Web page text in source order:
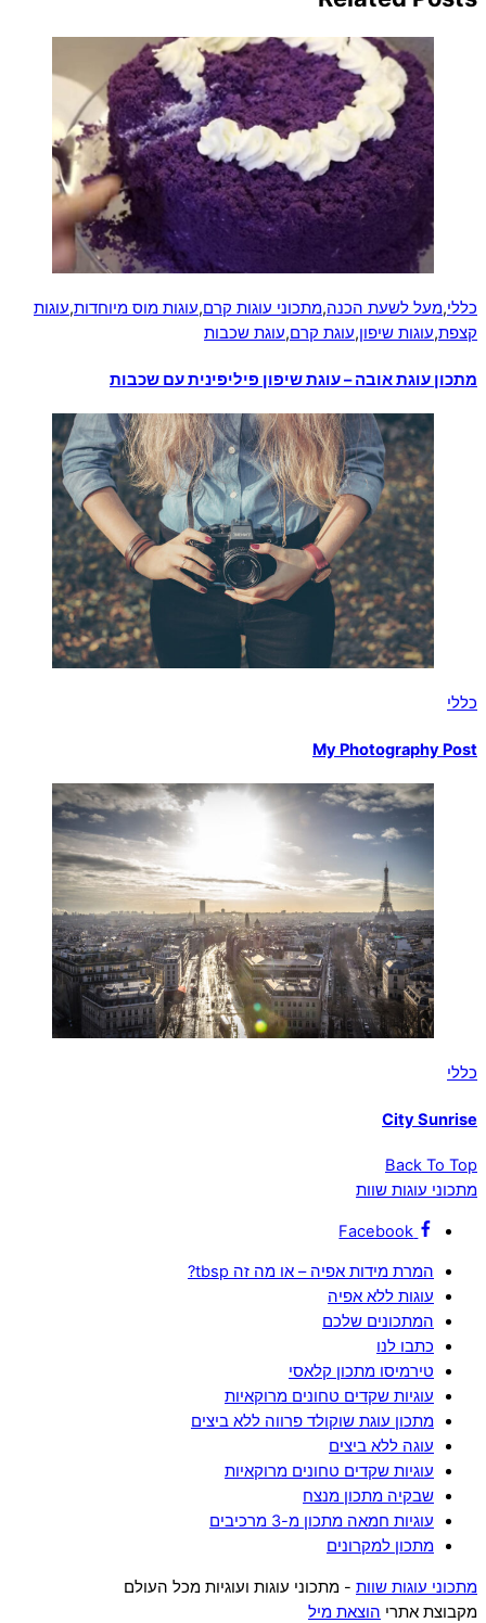
כללי,מעל לשעת הכנה,מתכוני עוגות קרם,עוגות מוס מיוחדות,עוגות
קצפת,עוגות שיפון,עוגת קרם,עוגת שכבות
מתכון עוגת אובה – עוגת שיפון פיליפינית עם שכבות
כללי
My Photography Post
כללי
City Sunrise
Back To Top
מתכוני עוגות שוות
Facebook
המרת מידות אפיה – או מה זה tbsp?
עוגות ללא אפיה
המתכונים שלכם
כתבו לנו
טירמיסו מתכון קלאסי
עוגיות שקדים טחונים מרוקאיות
מתכון עוגת שוקולד פרווה ללא ביצים
עוגה ללא ביצים
עוגיות שקדים טחונים מרוקאיות
שבקיה מתכון מנצח
עוגיות חמאה מתכון מ-3 מרכיבים
מתכון למקרונים
מתכוני עוגות שוות - מתכוני עוגות ועוגיות מכל העולם
מקבוצת אתרי הוצאת מיל